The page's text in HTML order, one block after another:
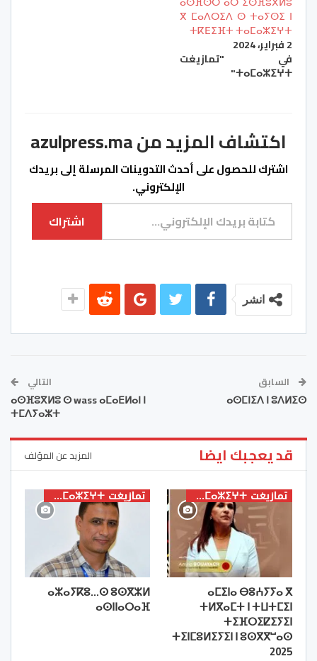
ⴳ ⵎⴰⴷⵔⵉⴷ ⵙ ⵜⴰⵢⵙⵉ ⵏ
ⵜⴽⴹⵉⴼⵜ ⵜⴰⵎⴰⵣⵉⵖⵜ
2 فبراير، 2024
في "تمازيغت
ⵜⴰⵎⴰⵣⵉⵖⵜ"
اكتشاف المزيد من azulpress.ma
اشترك للحصول على أحدث التدوينات المرسلة إلى بريدك
الإلكتروني.
كتابة بريدك الإلكتروني...
اشتراك
انشر
السابق
ⴰⵙⵎⵏⵉⴷ ⵏ ⵓⴷⵍⵉⵙ
التالي
ⴰⵙⴼⵓⴳⵍⵓ ⵙ wass ⴰⵎⴰⴹⵍⴰⵏ ⵏ
ⵜⵎⴷⵢⴰⵣⵜ
قد يعجبك ايضا المزيد عن المؤلف
تمازيغت ⵜⴰⵎⴰⵣⵉⵖⵜ
ⴰⵎⵉⵏⴰ ⴱⵓⵄⵢⵢⴰ ⴳ
ⵜⵍⴳⴰⵎⵜ ⵏ ⵜⵡⵜⵎⵉⵏ
ⵜⵉⴼⵔⵉⵇⵉⵢⵉⵏ
ⵜⵉⵏⵎⵓⵍⵉⵢⵉⵏ ⵏ ⵓⵙⴳⴳⵯⴰⵙ
2025
تمازيغت ⵜⴰⵎⴰⵣⵉⵖⵜ
ⴰⵣⴰⵢⴽⵓ…ⵙ ⵓⵙⴳⵣⵍ
ⴰⵙⵏⵏⴰⵔⴰⴼ